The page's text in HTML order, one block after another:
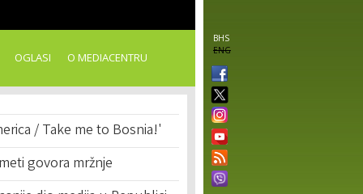
BHS
ENG
OGLASI O MEDIACENTRU
/ Take me to Bosnia!'
govora mržnje